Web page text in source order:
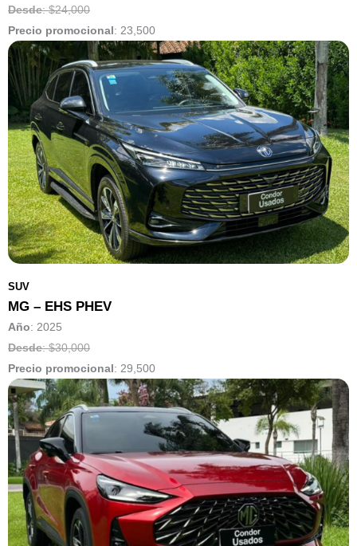
Desde: $24,000
Precio promocional: 23,500
SUV
MG – EHS PHEV
Año: 2025
Desde: $30,000
Precio promocional: 29,500